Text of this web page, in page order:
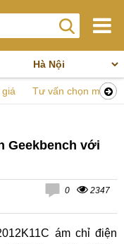
Tư vấn chọn mua
Geekbench với
0 2347
ám chỉ điện